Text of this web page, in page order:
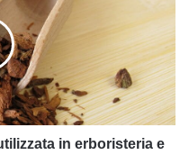
in erboristeria e